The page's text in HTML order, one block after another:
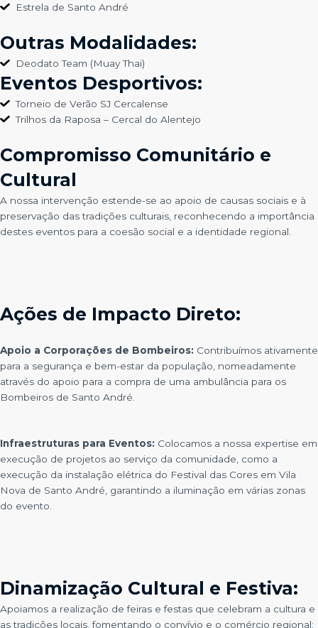
Estrela de Santo André
Outras Modalidades:
Deodato Team (Muay Thai)
Eventos Desportivos:
Torneio de Verão SJ Cercalense
Trilhos da Raposa – Cercal do Alentejo
Compromisso Comunitário e
Cultural
A nossa intervenção estende-se ao apoio de causas sociais e à
preservação das tradições culturais, reconhecendo a importância
destes eventos para a coesão social e a identidade regional.
Ações de Impacto Direto:
Apoio a Corporações de Bombeiros: Contribuímos ativamente
para a segurança e bem-estar da população, nomeadamente
através do apoio para a compra de uma ambulância para os
Bombeiros de Santo André.
Infraestruturas para Eventos: Colocamos a nossa expertise em
execução de projetos ao serviço da comunidade, como a
execução da instalação elétrica do Festival das Cores em Vila
Nova de Santo André, garantindo a iluminação em várias zonas
do evento.
Dinamização Cultural e Festiva:
Apoiamos a realização de feiras e festas que celebram a cultura e
as tradições locais, fomentando o convívio e o comércio regional:
nosso site
melhor possível
durante a sua
recusar esses
cookies,
algumas
funcionalidades
desaparecerão
do site.
Marketing
Ao compartilhar
comportamento
ao visitar nosso
site, você